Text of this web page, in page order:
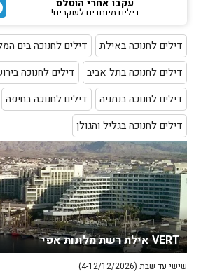
עקבו אחרי הוטלס
דילים מיוחדים לעוקבים!
דילים לחנוכה באילת
דילים לחנוכה בים
דילים לחנוכה בתל אביב
דילים לחנוכה
דילים לחנוכה בנתניה
דילים לחנוכה בחיפה
דילים לחנוכה בגליל והגולן
VERT אילת רשת מלונות אפי
שישי עד שבת (4-12/12/2026)